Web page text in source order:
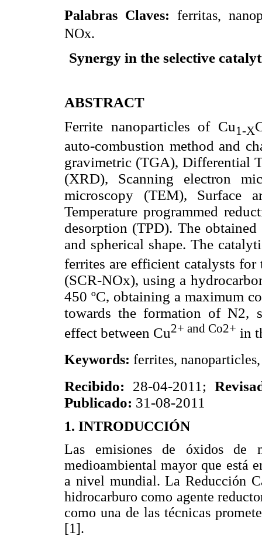
Palabras Claves: ferritas,
NOx.
Synergy in the selective
ABSTRACT
Ferrite nanoparticles of Cu1-X
auto-combustion method and
gravimetric (TGA), Differential
(XRD), Scanning electron
microscopy (TEM), Surface
Temperature programmed
desorption (TPD). The
and spherical shape. The
ferrites are efficient catalysts
(SCR-NOx), using a
450 ºC, obtaining a maximum
towards the formation of N2,
effect between Cu2+ and Co2+ in
Keywords: ferrites,
Recibido: 28-04-2011;
Publicado: 31-08-2011
1. INTRODUCCIÓN
Las emisiones de óxidos de
medioambiental mayor que está
a nivel mundial. La Reducción
hidrocarburo como agente
como una de las técnicas
[1].